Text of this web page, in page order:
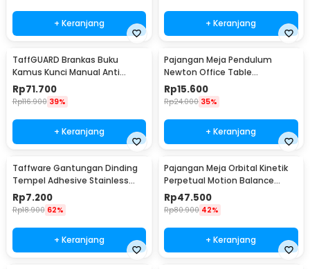
+ Keranjang + Keranjang
TaffGUARD Brankas Buku
Kamus Kunci Manual Anti
Maling Hidden Safe Box Besar -
KB-10L
Rp71.700
Rp116.900 39%
+ Keranjang
Pajangan Meja Pendulum
Newton Office Table
Decoration 5 Ball S - H50S
Rp15.600
Rp24.000 35%
+ Keranjang
Taffware Gantungan Dinding
Tempel Adhesive Stainless
Steel 6 PCS - ST40
Rp7.200
Rp18.900 62%
+ Keranjang
Pajangan Meja Orbital Kinetik
Perpetual Motion Balance
Physics - NR31TX
Rp47.500
Rp80.900 42%
+ Keranjang